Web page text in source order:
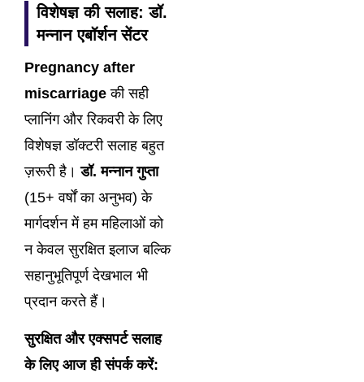
विशेषज्ञ की सलाह: डॉ.
मन्नान एबॉर्शन सेंटर
Pregnancy after
miscarriage की सही
प्लानिंग और रिकवरी के लिए
विशेषज्ञ डॉक्टरी सलाह बहुत
ज़रूरी है।डॉ. मन्नान गुप्ता
(15+ वर्षों का अनुभव) के
मार्गदर्शन में हम महिलाओं को
न केवल सुरक्षित इलाज बल्कि
सहानुभूतिपूर्ण देखभाल भी
प्रदान करते हैं।
सुरक्षित और एक्सपर्ट सलाह
के लिए आज ही संपर्क करें: